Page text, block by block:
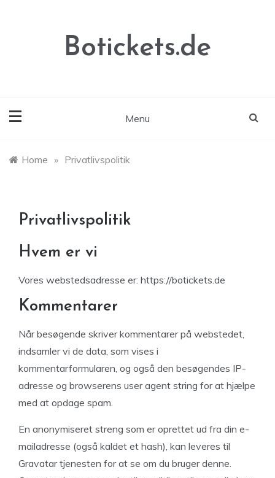
Botickets.de
Menu
Home » Privatlivspolitik
Privatlivspolitik
Hvem er vi
Vores webstedsadresse er: https://botickets.de
Kommentarer
Når besøgende skriver kommentarer på webstedet,
indsamler vi de data, som vises i
kommentarformularen, og også den besøgendes IP-
adresse og browserens user agent string for at hjælpe
med at opdage spam.
En anonymiseret streng som er oprettet ud fra din e-
mailadresse (også kaldet et hash), kan leveres til
Gravatar tjenesten for at se om du bruger denne.